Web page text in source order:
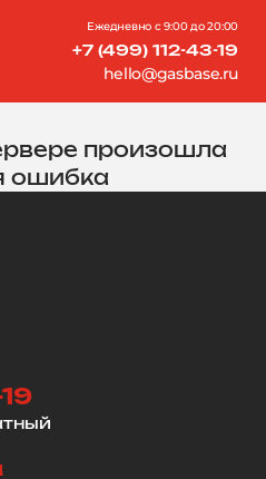
Ежедневно с 9:00 до 20:00
+7 (499) 112-43-19
hello@gasbase.ru
произошла
ошибка